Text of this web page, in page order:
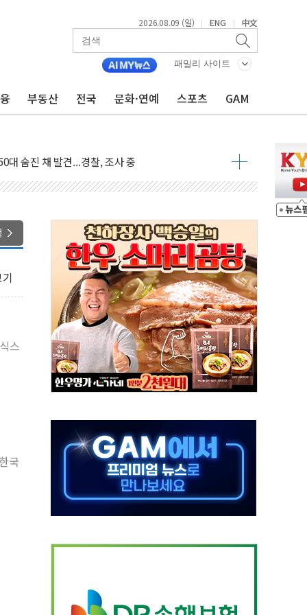
2026.08.09 (일) | ENG | 中文
패밀리 사이트
부동산 전국 문화·연예 스포츠 GAM
발생…작업자 1명 숨져
1.48%p 차 선두 유지...金 46.01% vs 鄭 44.53%
기 당선...합산득표율 68.63%
서 정청래에 승리…金 48.54% vs 鄭 44.40%
경선 결과...김민석 48.54% 정청래 44.40%
표...김민석 47.37% 정청래 45.71% 송영길 6.92%
표...정청래 47.82% 김민석 46.35% 송영길 5.83%
표...김민석 50.30% 정청래 41.94% 송영길 7.76%
400명 맞이…"마음 잇는 시간 되길"
확정되나…재상고 앞두고 막판 셈법
복상자' 전달
거꾸로' 논란…이틀만에 철거
대 최대폭 감소한 9.4%↓…유통업계 양극화 심화
사'로 콜롬비아 대통령 취임식 참석
간당 30mm 강한 비...호우 피해 없어
…野 "청년 우롱 기괴" vs 與 "송구한 해프닝"
스
국